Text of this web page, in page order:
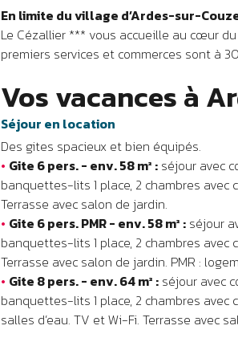
En limite du village d’Ardes-sur-
Le Cézallier *** vous accueille au cœur
premiers services et commerces sont à
Vos vacances à
Séjour en location
Des gites spacieux et bien équipés.
• Gite 6 pers. - env. 58 m² : séjour avec
banquettes-lits 1 place, 2 chambres avec
Terrasse avec salon de jardin.
• Gite 6 pers. PMR - env. 58 m² : séjour
banquettes-lits 1 place, 2 chambres avec
Terrasse avec salon de jardin. PMR :
• Gite 8 pers. - env. 64 m² : séjour avec
banquettes-lits 1 place, 2 chambres avec
salles d’eau. TV et Wi-Fi. Terrasse avec